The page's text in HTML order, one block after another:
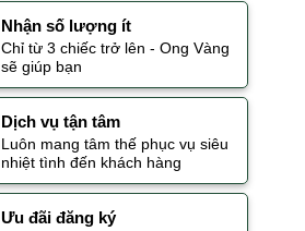
Nhận số lượng ít
Chỉ từ 3 chiếc trở lên - Ong Vàng
sẽ giúp bạn
Dịch vụ tận tâm
Luôn mang tâm thế phục vụ siêu
nhiệt tình đến khách hàng
Ưu đãi đăng ký